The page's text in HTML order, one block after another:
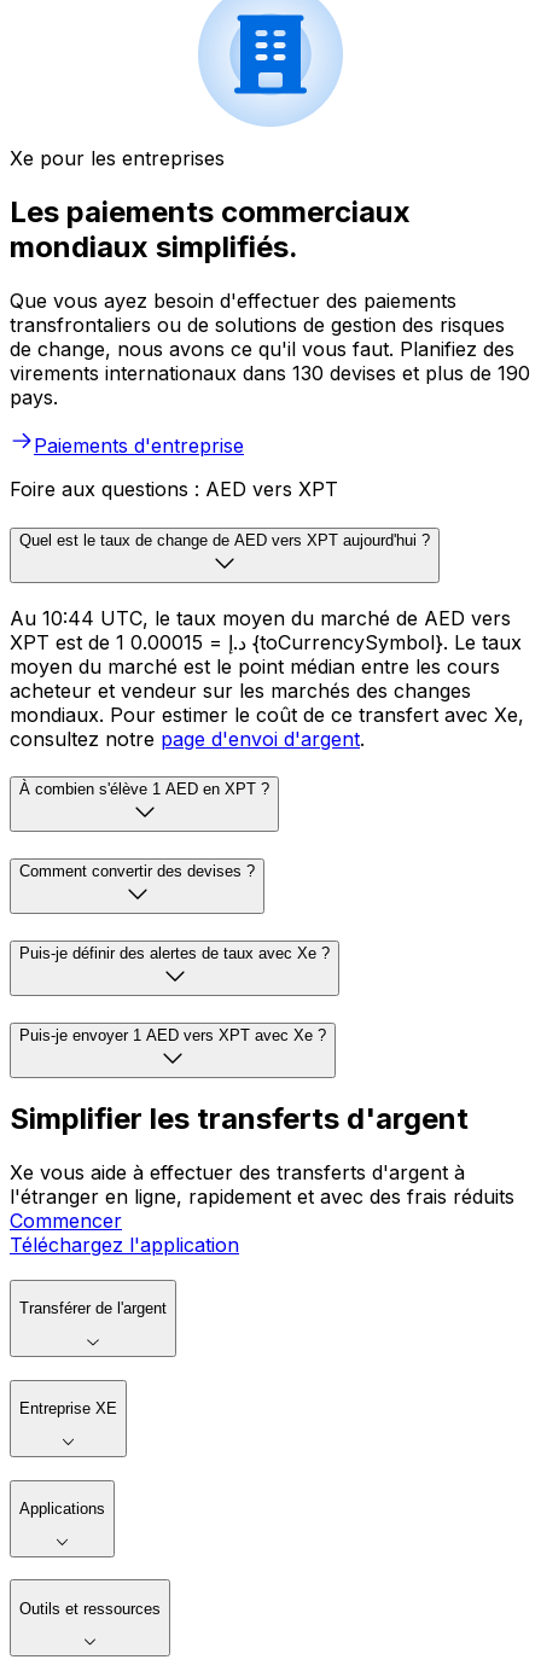
Xe pour les entreprises
Les paiements commerciaux
mondiaux simplifiés.
Que vous ayez besoin d'effectuer des paiements
transfrontaliers ou de solutions de gestion des risques
de change, nous avons ce qu'il vous faut. Planifiez des
virements internationaux dans 130 devises et plus de 190
pays.
Paiements d'entreprise
Foire aux questions : AED vers XPT
Quel est le taux de change de AED vers XPT aujourd'hui ?
Au 10:44 UTC, le taux moyen du marché de AED vers
XPT est de 1 د.إ = 0.00015 {toCurrencySymbol}. Le taux
moyen du marché est le point médian entre les cours
acheteur et vendeur sur les marchés des changes
mondiaux. Pour estimer le coût de ce transfert avec Xe,
consultez notre page d'envoi d'argent.
À combien s'élève 1 AED en XPT ?
Comment convertir des devises ?
Puis-je définir des alertes de taux avec Xe ?
Puis-je envoyer 1 AED vers XPT avec Xe ?
Simplifier les transferts d'argent
Xe vous aide à effectuer des transferts d'argent à
l'étranger en ligne, rapidement et avec des frais réduits
Commencer
Téléchargez l'application
Transférer de l'argent
Entreprise XE
Applications
Outils et ressources